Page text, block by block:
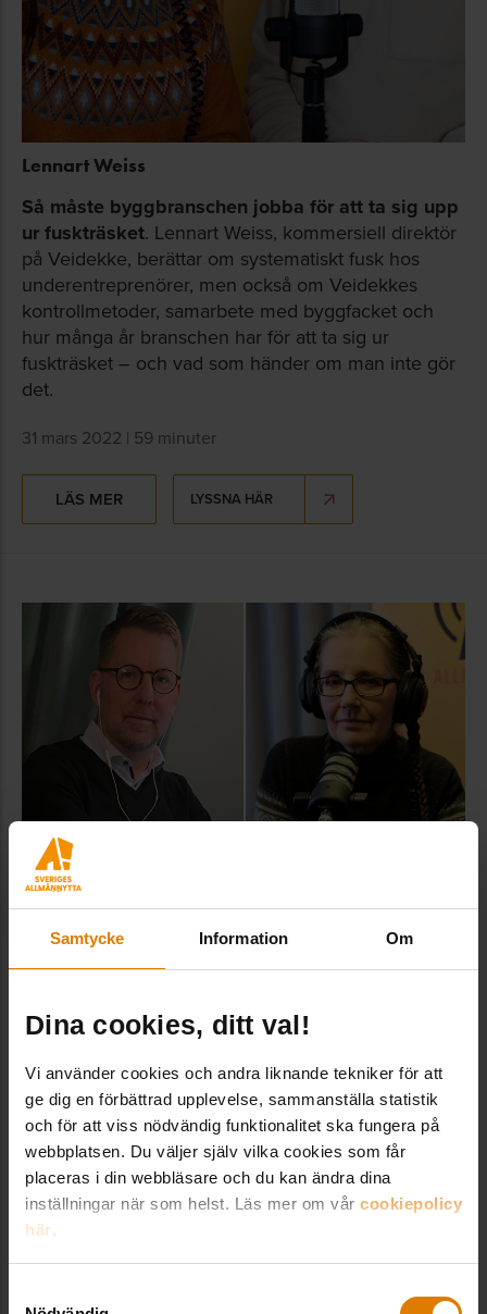
Samtycke Information Om
Dina cookies, ditt val!
Vi använder cookies och andra liknande tekniker för att
ge dig en förbättrad upplevelse, sammanställa statistik
och för att viss nödvändig funktionalitet ska fungera på
webbplatsen. Du väljer själv vilka cookies som får
placeras i din webbläsare och du kan ändra dina
inställningar när som helst. Läs mer om vår cookiepolicy
här.
Lennart Weiss
Så måste byggbranschen jobba för att ta sig upp
ur fuskträsket. Lennart Weiss, kommersiell direktör
på Veidekke, berättar om systematiskt fusk hos
underentreprenörer, men också om Veidekkes
kontrollmetoder, samarbete med byggfacket och
hur många år branschen har för att ta sig ur
fuskträsket – och vad som händer om man inte gör
det.
31 mars 2022 | 59 minuter
LÄS MER LYSSNA HÄR
”Inga byggbolag kan garantera att vi får ett
brottsfritt bygge”.Morgan Jansson, inköpschef
Stockholmshem, berättar om det allmännyttiga
initiativet Rättvist byggande och arbetet för att få
sundare byggen: metoderna, erfarenheterna,
brottsstatistiken, polisanmälningarna, med- och
motgångar.
19 januari 2022 | 46 minuter